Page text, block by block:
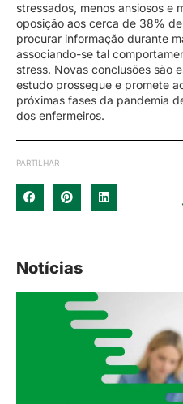
stressados, menos ansiosos e
oposição aos cerca de 38%
procurar informação durante
associando-se tal
stress. Novas conclusões são
estudo prossegue e promete
próximas fases da pandemia
dos enfermeiros.
PARTILHAR
Notícias